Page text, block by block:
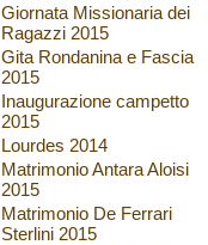
Giornata Missionaria dei
Ragazzi 2015
Gita Rondanina e Fascia
2015
Inaugurazione campetto
2015
Lourdes 2014
Matrimonio Antara Aloisi
2015
Matrimonio De Ferrari
Sterlini 2015